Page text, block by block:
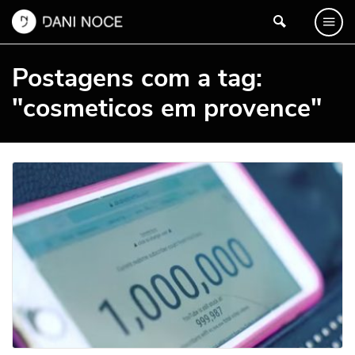
Postagens com a tag:
"cosmeticos em provence"